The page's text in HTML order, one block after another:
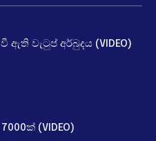
වැටුප් අර්බුදය (VIDEO)
(VIDEO)